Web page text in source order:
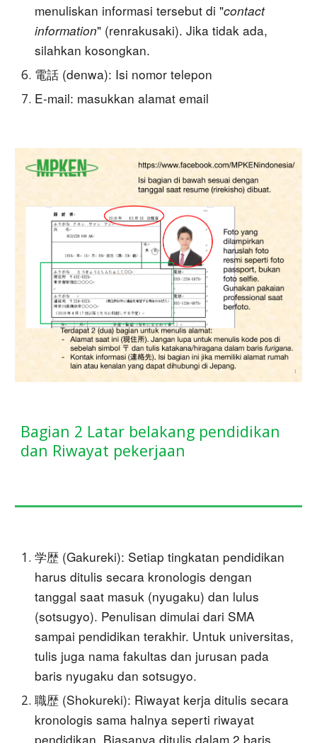
menuliskan informasi tersebut di "contact
information" (renrakusaki). Jika tidak ada,
silahkan kosongkan.
電話 (denwa): Isi nomor telepon
E-mail: masukkan alamat email
Bagian 2 Latar belakang pendidikan
dan Riwayat pekerjaan
学歴 (Gakureki): Setiap tingkatan pendidikan
harus ditulis secara kronologis dengan
tanggal saat masuk (nyugaku) dan lulus
(sotsugyo). Penulisan dimulai dari SMA
sampai pendidikan terakhir. Untuk universitas,
tulis juga nama fakultas dan jurusan pada
baris nyugaku dan sotsugyo.
職歴 (Shokureki): Riwayat kerja ditulis secara
kronologis sama halnya seperti riwayat
pendidikan. Biasanya ditulis dalam 2 baris,